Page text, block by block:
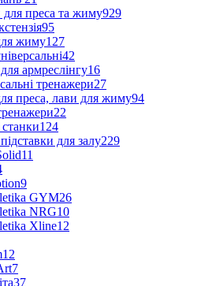
для преса та жиму929
95
жиму127
42
армреслінгу16
тренажери27
преса, лави для жиму94
22
124
для залу229
11
9
GYM26
NRG10
Xline12
12
7
37